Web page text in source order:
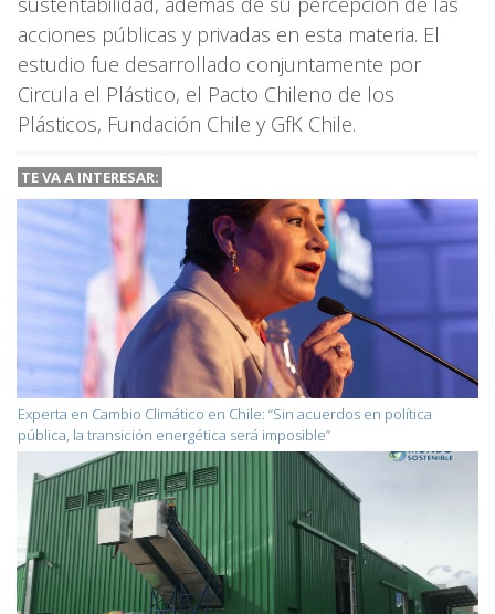
acciones públicas y privadas en esta materia. El
estudio fue desarrollado conjuntamente por
Circula el Plástico, el Pacto Chileno de los
Plásticos, Fundación Chile y GfK Chile.
TE VA A INTERESAR:
Experta en Cambio Climático en Chile: “Sin acuerdos en política
pública, la transición energética será imposible”